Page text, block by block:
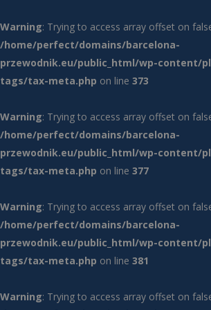
Warning: Trying to access array offset on
/home/perfect/domains/barcelona-
przewodnik.eu/public_html/wp-content/
tags/tax-meta.php on line 373
Warning: Trying to access array offset on
/home/perfect/domains/barcelona-
przewodnik.eu/public_html/wp-content/
tags/tax-meta.php on line 377
Warning: Trying to access array offset on
/home/perfect/domains/barcelona-
przewodnik.eu/public_html/wp-content/
tags/tax-meta.php on line 381
Warning: Trying to access array offset on